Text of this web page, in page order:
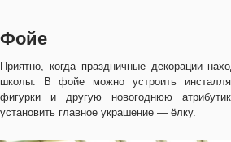
Фойе
Приятно, когда праздничные декорации
школы. В фойе можно устроить
фигурки и другую новогоднюю
установить главное украшение — ёлку.